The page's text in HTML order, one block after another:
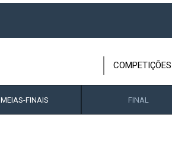
COMPETIÇÕES
MEIAS-FINAIS FINAL